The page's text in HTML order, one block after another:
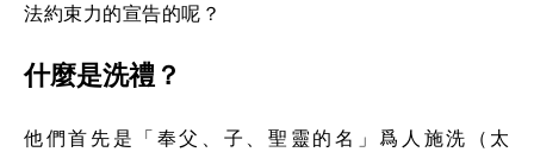
法約束力的宣告的呢？
什麼是洗禮？
他們首先是「奉父、子、聖靈的名」爲人施洗（太